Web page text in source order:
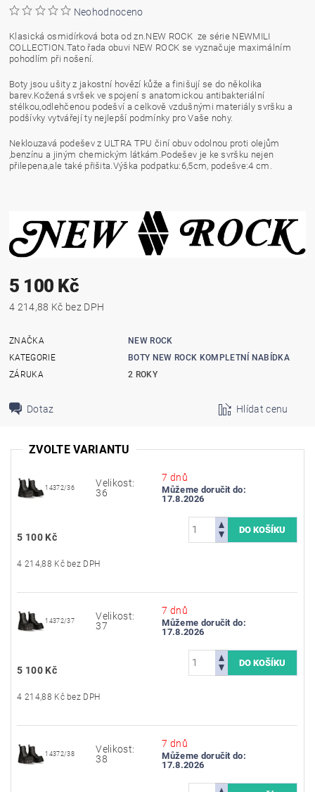
Neohodnoceno
Klasická osmidírková bota od zn.NEW ROCK ze série NEWMILI
COLLECTION.Tato řada obuvi NEW ROCK se vyznačuje maximálním
pohodlím při nošení.
Boty jsou ušity z jakostní hovězí kůže a finišují se do několika
barev.Kožená svršek ve spojení s anatomickou antibakteriální
stélkou,odlehčenou podešví a celkově vzdušnými materiály svršku a
podšívky vytvářejí ty nejlepší podmínky pro Vaše nohy.
Neklouzavá podešev z ULTRA TPU činí obuv odolnou proti olejům
,benzínu a jiným chemickým látkám.Podešev je ke svršku nejen
přilepena,ale také přišita.Výška podpatku:6,5cm, podešve:4 cm.
5 100 Kč
4 214,88 Kč bez DPH
ZNAČKA
NEW ROCK
KATEGORIE
BOTY NEW ROCK KOMPLETNÍ NABÍDKA
ZÁRUKA
2 ROKY
Dotaz Hlídat cenu
ZVOLTE VARIANTU
14372/36
Velikost:
36
7 dnů
Můžeme doručit do:
17.8.2026
5 100 Kč
4 214,88 Kč bez DPH
14372/37
Velikost:
37
7 dnů
Můžeme doručit do:
17.8.2026
5 100 Kč
4 214,88 Kč bez DPH
14372/38
Velikost:
38
7 dnů
Můžeme doručit do:
17.8.2026